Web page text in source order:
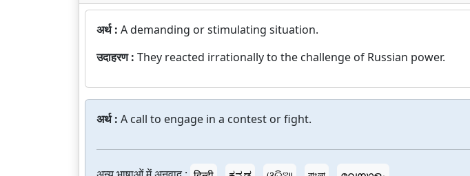
अर्थ : A demanding or stimulating situation.
उदाहरण : They reacted irrationally to the challenge of Russian power.
अर्थ : A call to engage in a contest or fight.